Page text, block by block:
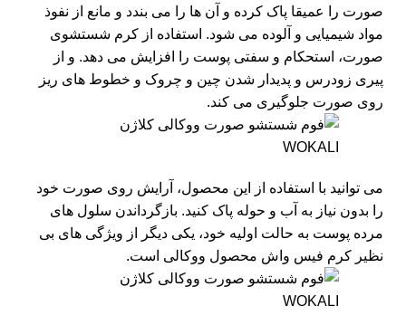
صورت را عمیقا پاک کرده و آن ها را می بندد و مانع از نفوذ
مواد شیمیایی و آلوده می شود. استفاده از کرم شستشوی
صورت، استحکام و سفتی پوست را افزایش می دهد. و از
پیری زودرس و پدیدار شدن چین و چروک و خطوط های ریز
روی صورت جلوگیری می کند.
می توانید با استفاده از این محصول، آرایش روی صورت خود
را بدون نیاز به آب و حوله پاک کنید. بازگرداندن سلول های
مرده پوست به حالت اولیه خود، یکی دیگر از ویژگی های بی
نظیر کرم فیس واش محصول ووکالی است.